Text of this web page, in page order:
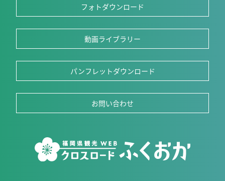
フォトダウンロード
動画ライブラリー
パンフレットダウンロード
お問い合わせ